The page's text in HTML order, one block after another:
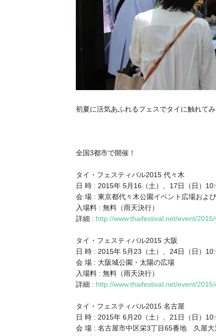
初夏に活気あふれるフェスでタイに触れてみ
全国3都市で開催！
タイ・フェスティバル2015 代々木
日 時 : 2015年 5月16（土）、17日（日）
会 場 : 東京都代々木公園イベント広場およ
入場料 : 無料（雨天決行）
詳細 : http://www.thaifestival.net/event/
タイ・フェスティバル2015 大阪
日 時 : 2015年 5月23（土）、24日（日）
会 場 : 大阪城公園・太陽の広場
入場料 : 無料（雨天決行）
詳細 : http://www.thaifestival.net/event/
タイ・フェスティバル2015 名古屋
日 時 : 2015年 6月20（土）、21日（日）
会 場 : 名古屋市中区栄3丁目65番地 久屋大